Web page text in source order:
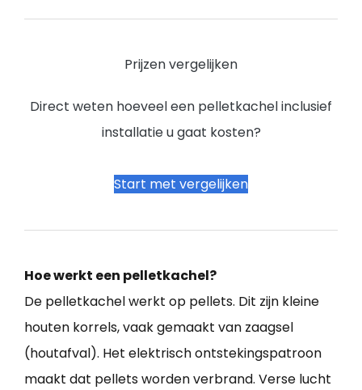
Prijzen vergelijken
Direct weten hoeveel een pelletkachel inclusief
installatie u gaat kosten?
Start met vergelijken
Hoe werkt een pelletkachel?
De pelletkachel werkt op pellets. Dit zijn kleine
houten korrels, vaak gemaakt van zaagsel
(houtafval). Het elektrisch ontstekingspatroon
maakt dat pellets worden verbrand. Verse lucht